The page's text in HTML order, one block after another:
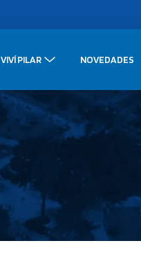
VIVÍ PILAR NOVEDADES